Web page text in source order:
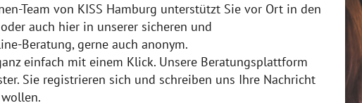
Team von KISS Hamburg unterstützt Sie vor Ort in den
auch hier in unserer sicheren und
Beratung, gerne auch anonym.
einfach mit einem Klick. Unsere Beratungsplattform
Sie registrieren sich und schreiben uns Ihre Nachricht